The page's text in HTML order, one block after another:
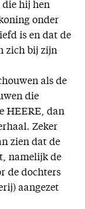
die hij hen
onder
is en dat de
zich bij zijn
als de
die
HEERE, dan
Zeker
zien dat de
namelijk de
de dochters
aangezet